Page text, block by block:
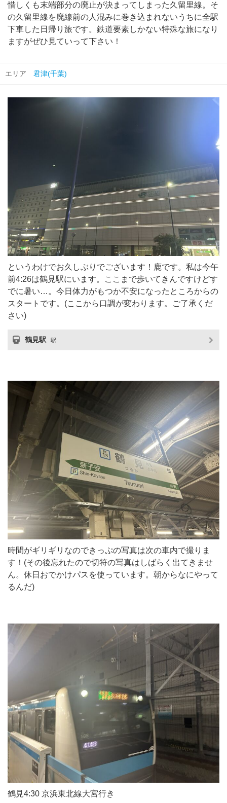
惜しくも末端部分の廃止が決まってしまった久留里線。そ
の久留里線を廃線前の人混みに巻き込まれないうちに全駅
下車した日帰り旅です。鉄道要素しかない特殊な旅になり
ますがぜひ見ていって下さい！
エリア 君津(千葉)
というわけでお久しぶりでございます！鹿です。私は今午
前4:26は鶴見駅にいます。ここまで歩いてきんですけどす
でに暑い…。今日体力がもつか不安になったところからの
スタートです。(ここから口調が変わります。ご了承くだ
さい)
鶴見駅 駅
時間がギリギリなのできっぷの写真は次の車内で撮りま
す！(その後忘れたので切符の写真はしばらく出てきませ
ん。休日おでかけパスを使っています。朝からなにやって
るんだ)
鶴見4:30 京浜東北線大宮行き